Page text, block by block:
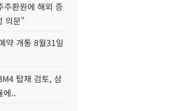
주환원에 해외 증
의문"
약 개통 8월31일
탑재 검토, 삼
에..